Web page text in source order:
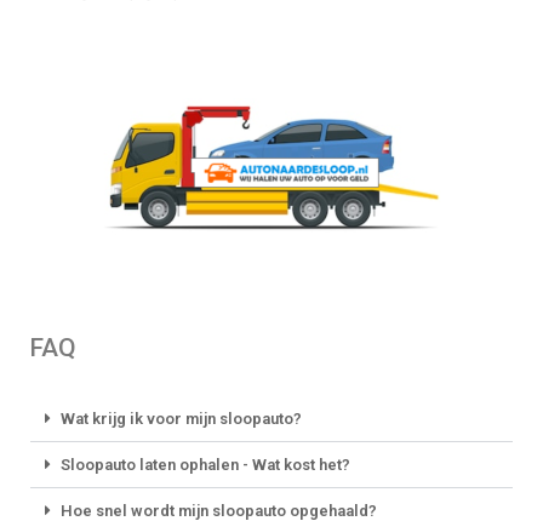
FAQ
Wat krijg ik voor mijn sloopauto?
Sloopauto laten ophalen - Wat kost het?
Hoe snel wordt mijn sloopauto opgehaald?